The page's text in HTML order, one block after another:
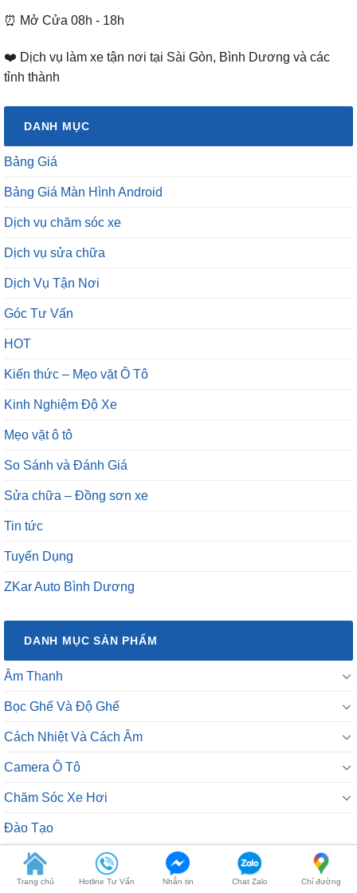
⏰ Mở Cửa 08h - 18h
❤️ Dịch vụ làm xe tận nơi tại Sài Gòn, Bình Dương và các
tỉnh thành
DANH MỤC
Bảng Giá
Bảng Giá Màn Hình Android
Dịch vụ chăm sóc xe
Dịch vụ sửa chữa
Dịch Vụ Tận Nơi
Góc Tư Vấn
HOT
Kiến thức – Mẹo vặt Ô Tô
Kinh Nghiệm Độ Xe
Mẹo vặt ô tô
So Sánh và Đánh Giá
Sửa chữa – Đồng sơn xe
Tin tức
Tuyển Dụng
ZKar Auto Bình Dương
DANH MỤC SẢN PHẨM
Âm Thanh
Bọc Ghế Và Độ Ghế
Cách Nhiệt Và Cách Âm
Camera Ô Tô
Chăm Sóc Xe Hơi
Đào Tạo
Đồ Chơi Theo Xe
Độ Đèn Ô Tô
Trang chủ Hotline Tư Vấn Nhắn tin Chat Zalo Chỉ đường